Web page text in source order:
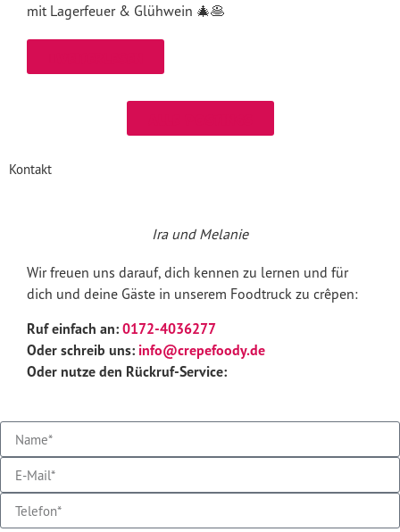
mit Lagerfeuer & Glühwein 🎄🥞
Kontakt
Ira und Melanie
Wir freuen uns darauf, dich kennen zu lernen und für
dich und deine Gäste in unserem Foodtruck zu crêpen:
Ruf einfach an: 0172-4036277
Oder schreib uns: info@crepefoody.de
Oder nutze den Rückruf-Service: